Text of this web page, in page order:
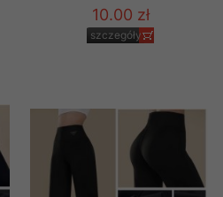
10.00 zł
szczegóły